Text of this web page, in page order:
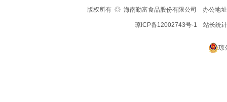
版权所有 ◎ 海南勤富食品股份有限公司 办公地
琼ICP备12002743号-1 站长统计
琼